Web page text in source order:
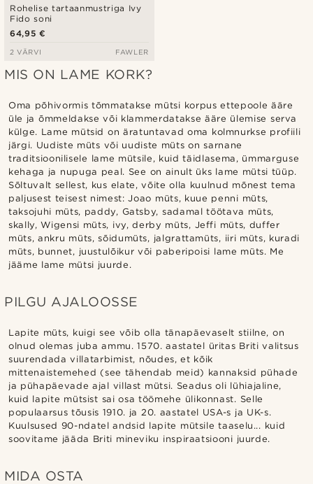
Rohelise tartaanmustriga Ivy
Fido soni
64,95 €
2 VÄRVI FAWLER
MIS ON LAME KORK?
Oma põhivormis tõmmatakse mütsi korpus ettepoole ääre
üle ja õmmeldakse või klammerdatakse ääre ülemise serva
külge. Lame mütsid on äratuntavad oma kolmnurkse profiili
järgi. Uudiste müts või uudiste müts on sarnane
traditsioonilisele lame mütsile, kuid täidlasema, ümmarguse
kehaga ja nupuga peal. See on ainult üks lame mütsi tüüp.
Sõltuvalt sellest, kus elate, võite olla kuulnud mõnest tema
paljusest teisest nimest: Joao müts, kuue penni müts,
taksojuhi müts, paddy, Gatsby, sadamal töötava müts,
skally, Wigensi müts, ivy, derby müts, Jeffi müts, duffer
müts, ankru müts, sõidumüts, jalgrattamüts, iiri müts, kuradi
müts, bunnet, juustulõikur või paberipoisi lame müts. Me
jääme lame mütsi juurde.
PILGU AJALOOSSE
Lapite müts, kuigi see võib olla tänapäevaselt stiilne, on
olnud olemas juba ammu. 1570. aastatel üritas Briti valitsus
suurendada villatarbimist, nõudes, et kõik
mittenaistemehed (see tähendab meid) kannaksid pühade
ja pühapäevade ajal villast mütsi. Seadus oli lühiajaline,
kuid lapite mütsist sai osa töömehe ülikonnast. Selle
populaarsus tõusis 1910. ja 20. aastatel USA-s ja UK-s.
Kuulsused 90-ndatel andsid lapite mütsile taaselu... kuid
soovitame jääda Briti mineviku inspiraatsiooni juurde.
MIDA OSTA